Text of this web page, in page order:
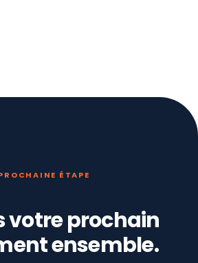
ÉTAPE
votre prochain
ensemble.